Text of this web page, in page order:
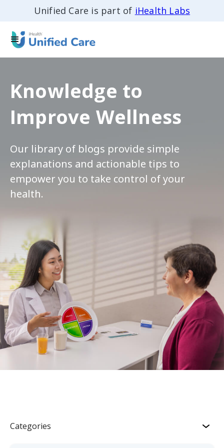
Unified Care is part of iHealth Labs
Knowledge to
Improve Wellness
Our library of blogs provide simple
explanations and actionable tips to
empower you to take control of your
health.
Categories